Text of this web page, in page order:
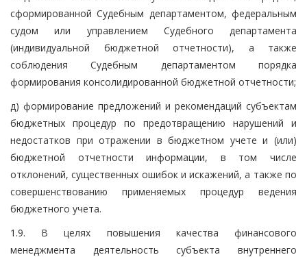
сформированной Судебным департаментом, федеральным
судом или управлением Судебного департамента
(индивидуальной бюджетной отчетности), а также
соблюдения Судебным департаментом порядка
формирования консолидированной бюджетной отчетности;
д) формирование предложений и рекомендаций субъектам
бюджетных процедур по предотвращению нарушений и
недостатков при отражении в бюджетном учете и (или)
бюджетной отчетности информации, в том числе
отклонений, существенных ошибок и искажений, а также по
совершенствованию применяемых процедур ведения
бюджетного учета.
1.9. В целях повышения качества финансового
менеджмента деятельность субъекта внутреннего